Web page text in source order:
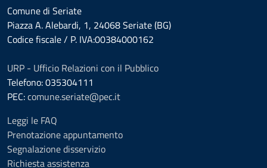
Comune di Seriate
Piazza A. Alebardi, 1, 24068 Seriate (BG)
Codice fiscale / P. IVA:00384000162
URP - Ufficio Relazioni con il Pubblico
Telefono: 035304111
PEC:comune.seriate@pec.it
Leggi le FAQ
Prenotazione appuntamento
Segnalazione disservizio
Richiesta assistenza